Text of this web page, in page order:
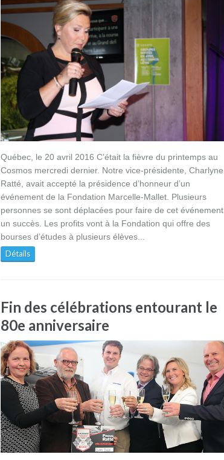
Québec, le 20 avril 2016 C’était la fièvre du printemps au
Cosmos mercredi dernier. Notre vice-présidente, Charlyne
Ratté, avait accepté la présidence d’honneur d’un
événement de la Fondation Marcelle-Mallet. Plusieurs
personnes se sont déplacées pour faire de cet événement
un succès. Les profits vont à la Fondation qui offre des
bourses d’études à plusieurs élèves...
Détails
Fin des célébrations entourant le
80e anniversaire